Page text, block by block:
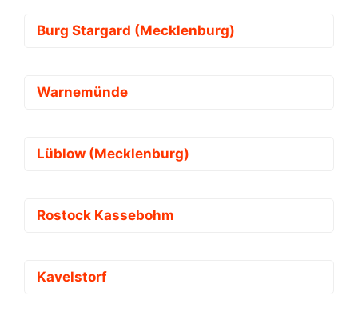
Burg Stargard (Mecklenburg)
Warnemünde
Lüblow (Mecklenburg)
Rostock Kassebohm
Kavelstorf